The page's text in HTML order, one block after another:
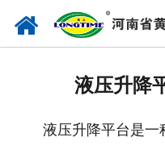
液压升降
液压升降平台是一